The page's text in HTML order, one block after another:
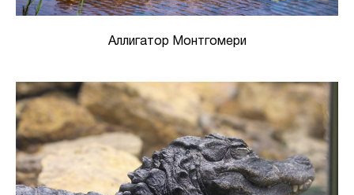
Аллигатор Монтгомери